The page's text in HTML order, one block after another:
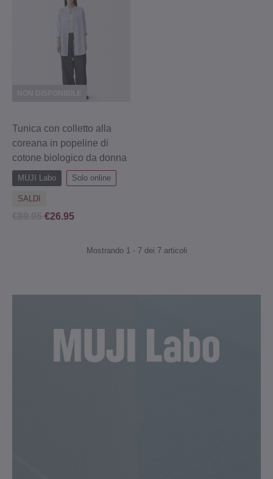
Tunica con colletto alla
coreana in popeline di
cotone biologico da donna
MUJI Labo Solo online
SALDI
€26.95
Mostrando 1 - 7 dei 7 articoli